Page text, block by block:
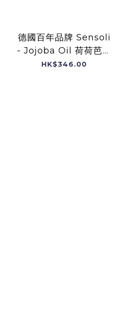
德國百年品牌 Sensoli
- Jojoba Oil 荷荷芭油
100ml 原裝英國進口
HK$346.00